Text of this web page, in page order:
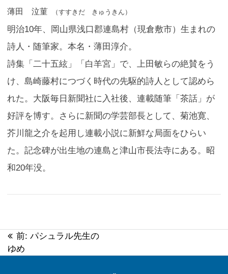
薄田 泣菫 （すすきだ きゅうきん ）
明治10年、岡山県浅口郡連島村（現倉敷市）生まれの
詩人・随筆家。本名・薄田淳介。
詩集「二十五絃」「白羊宮」で、上田敏らの絶賛をう
け、島崎藤村につづく時代の先駆的詩人として認めら
れた。大阪毎日新聞社に入社後、連載随筆「茶話」が
好評を博す。さらに新聞の学芸部長として、菊池寛、
芥川龍之介を起用し連載小説に新鮮な局面をひらい
た。記念碑が出生地の連島と津山市長法寺にある。昭
和20年没。
投 前: 過
パシュラル先生の
ゆめ